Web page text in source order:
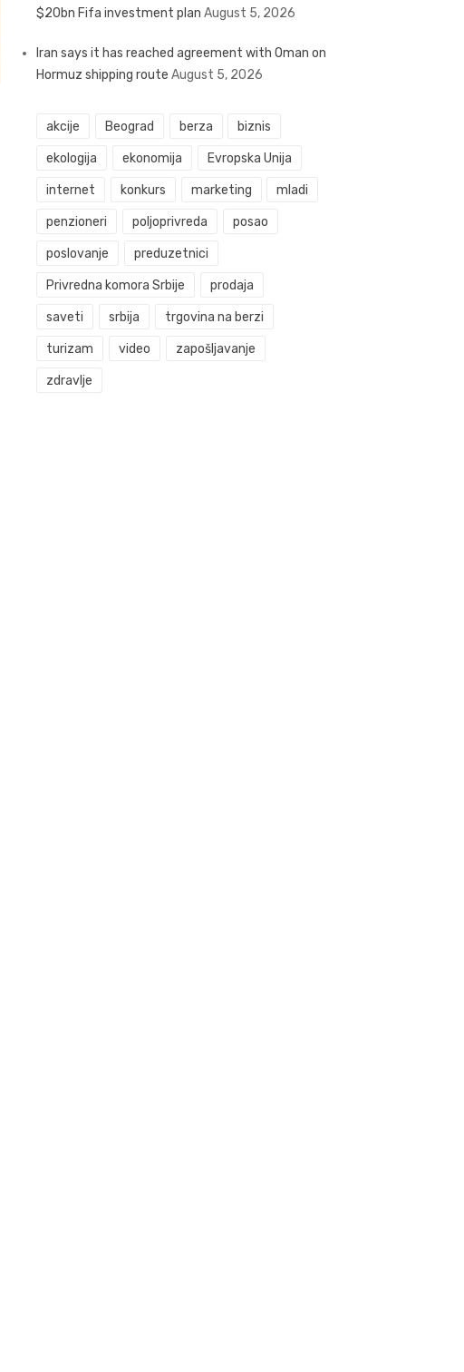
$20bn Fifa investment plan August 5, 2026
Iran says it has reached agreement with Oman on
Hormuz shipping route August 5, 2026
akcije Beograd berza biznis
ekologija ekonomija Evropska Unija
internet konkurs marketing mladi
penzioneri poljoprivreda posao
poslovanje preduzetnici
Privredna komora Srbije prodaja
saveti srbija trgovina na berzi
turizam video zapošljavanje
zdravlje